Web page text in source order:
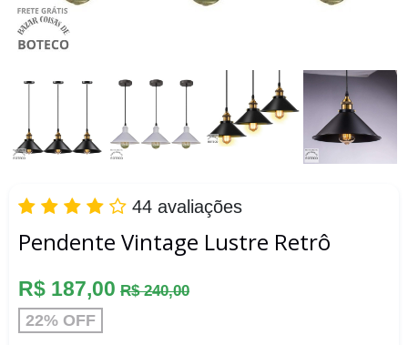
44 avaliações
Pendente Vintage Lustre Retrô
Preço
normal
R$ 187,00 R$ 240,00
22% OFF